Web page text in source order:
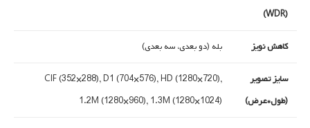
(WDR)
کاهش نویز بله (دو بعدی، سه بعدی)
سایز تصویر
(طول*عرض)
CIF (352×288), D1 (704×576), HD (1280×720),
1.2M (1280×960), 1.3M (1280×1024)